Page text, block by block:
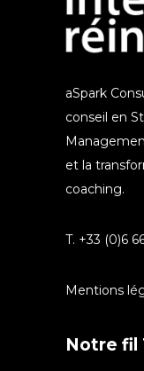
aSpark
conseil en
et la
coaching.
T. +33 (0)6
Mentions
Notre